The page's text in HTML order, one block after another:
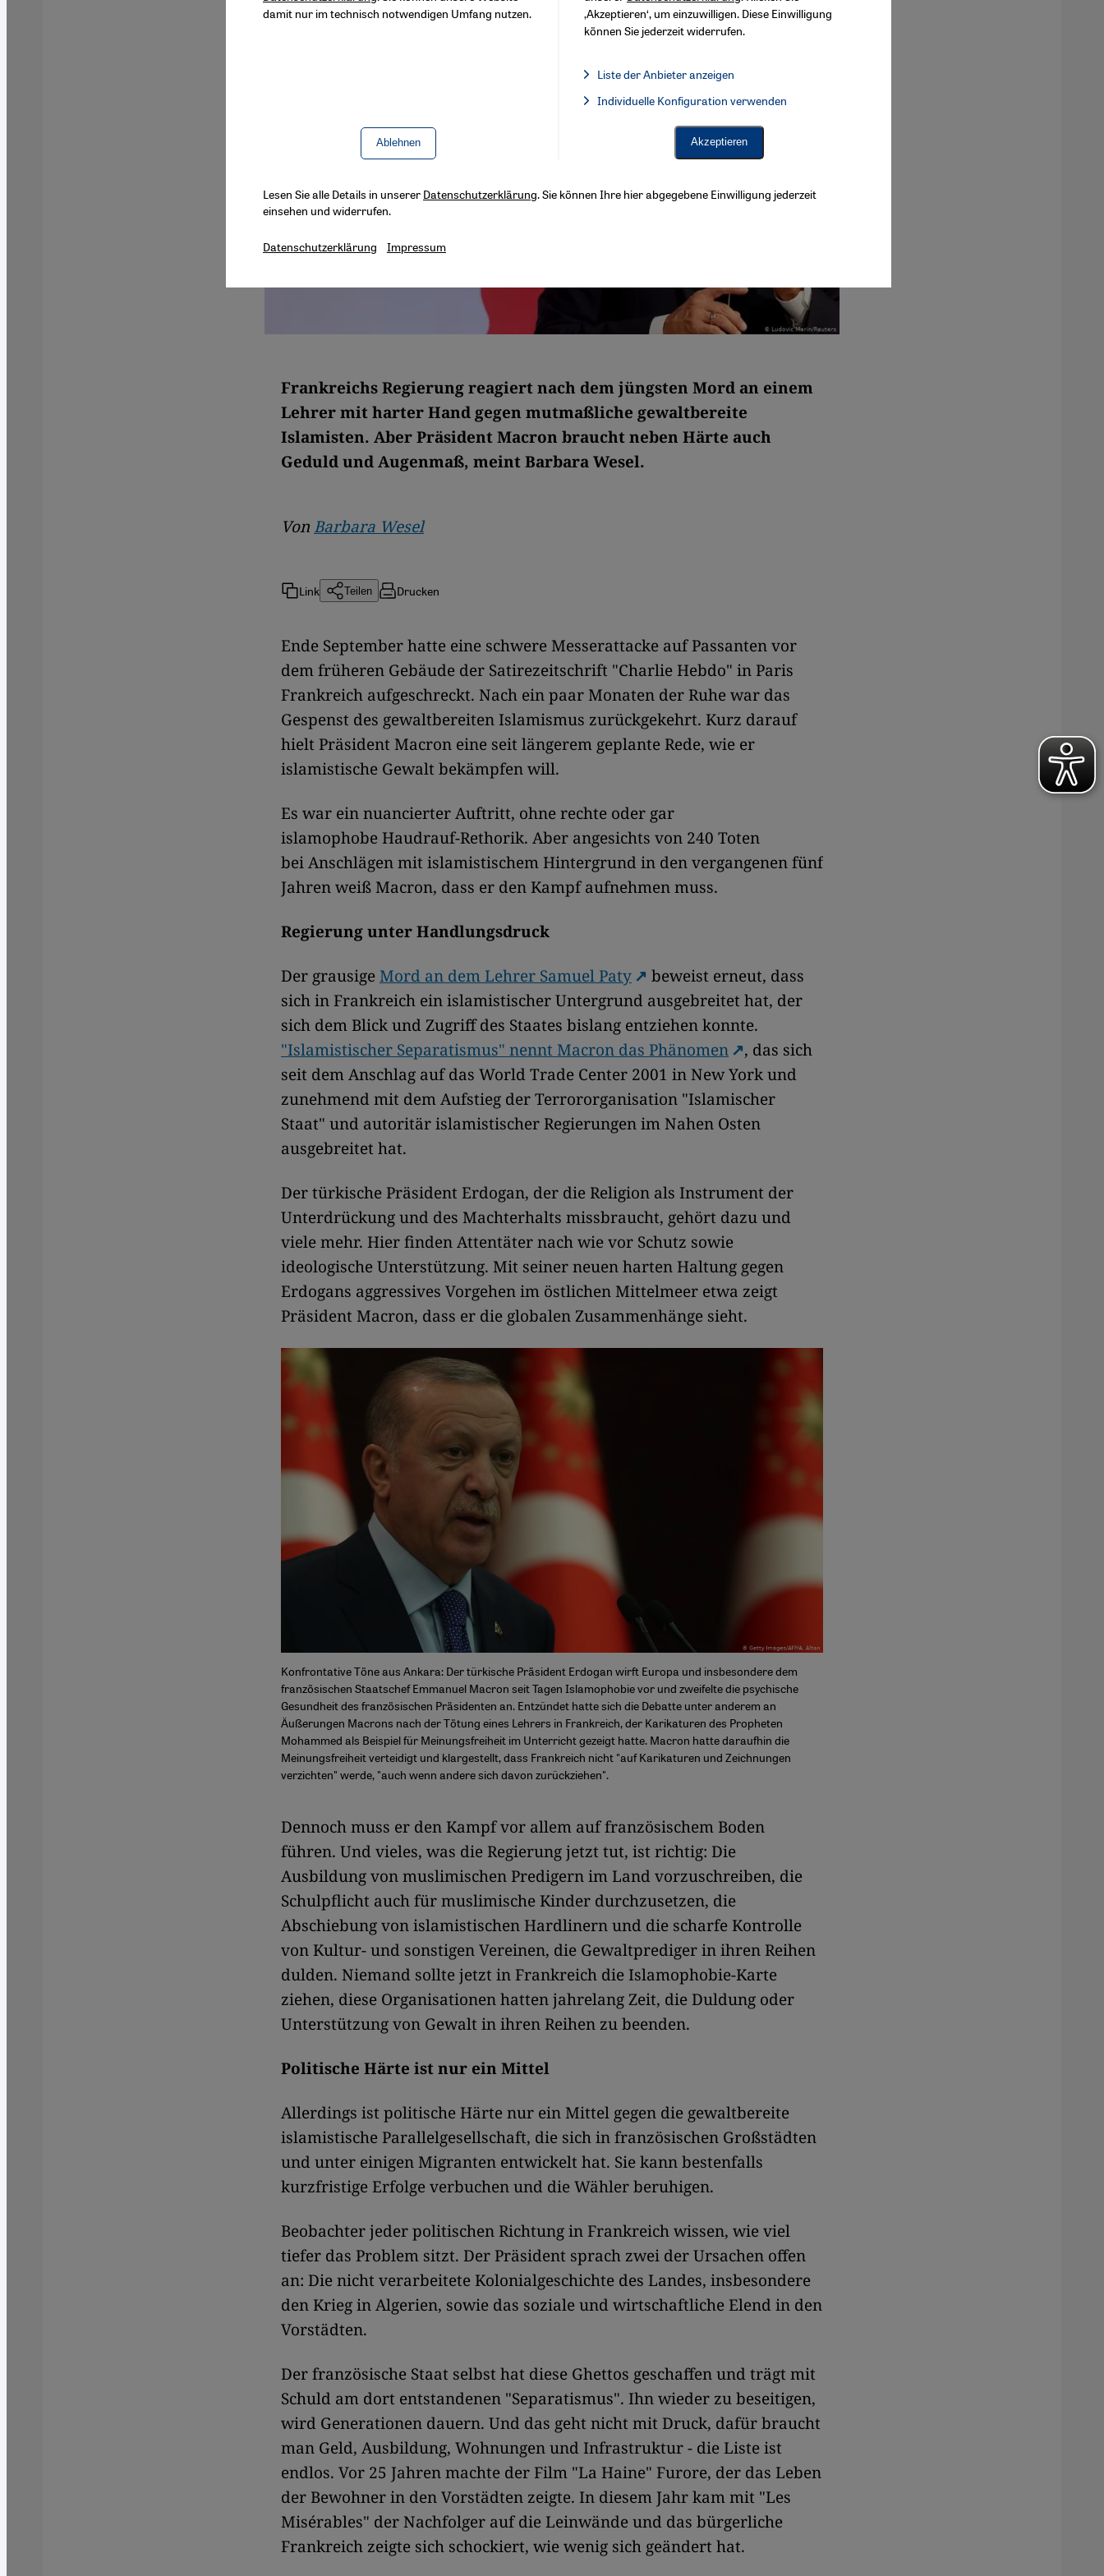
Frankreichs Regierung reagiert nach dem jüngsten Mord an einem
Lehrer mit harter Hand gegen mutmaßliche gewaltbereite
Islamisten. Aber Präsident Macron braucht neben Härte auch
Geduld und Augenmaß, meint Barbara Wesel.
Von Barbara Wesel
Link Teilen Drucken
Ende September hatte eine schwere Messerattacke auf Passanten vor
dem früheren Gebäude der Satirezeitschrift "Charlie Hebdo" in Paris
Frankreich aufgeschreckt. Nach ein paar Monaten der Ruhe war das
Gespenst des gewaltbereiten Islamismus zurückgekehrt. Kurz darauf
hielt Präsident Macron eine seit längerem geplante Rede, wie er
islamistische Gewalt bekämpfen will.
Es war ein nuancierter Auftritt, ohne rechte oder gar
islamophobe Haudrauf-Rethorik. Aber angesichts von 240 Toten
bei Anschlägen mit islamistischem Hintergrund in den vergangenen fünf
Jahren weiß Macron, dass er den Kampf aufnehmen muss.
Regierung unter Handlungsdruck
Der grausigeMord an dem Lehrer Samuel Paty
beweist erneut, dass
sich in Frankreich ein islamistischer Untergrund ausgebreitet hat, der
sich dem Blick und Zugriff des Staates bislang entziehen konnte.
"Islamistischer Separatismus" nennt Macron das Phänomen
, das sich
seit dem Anschlag auf das World Trade Center 2001 in New York und
zunehmend mit dem Aufstieg der Terrororganisation "Islamischer
Staat" und autoritär islamistischer Regierungen im Nahen Osten
ausgebreitet hat.
Der türkische Präsident Erdogan, der die Religion als Instrument der
Unterdrückung und des Machterhalts missbraucht, gehört dazu und
viele mehr. Hier finden Attentäter nach wie vor Schutz sowie
ideologische Unterstützung. Mit seiner neuen harten Haltung gegen
Erdogans aggressives Vorgehen im östlichen Mittelmeer etwa zeigt
Präsident Macron, dass er die globalen Zusammenhänge sieht.
Konfrontative Töne aus Ankara: Der türkische Präsident Erdogan wirft Europa und insbesondere dem
französischen Staatschef Emmanuel Macron seit Tagen Islamophobie vor und zweifelte die psychische
Gesundheit des französischen Präsidenten an. Entzündet hatte sich die Debatte unter anderem an
Äußerungen Macrons nach der Tötung eines Lehrers in Frankreich, der Karikaturen des Propheten
Mohammed als Beispiel für Meinungsfreiheit im Unterricht gezeigt hatte. Macron hatte daraufhin die
Meinungsfreiheit verteidigt und klargestellt, dass Frankreich nicht "auf Karikaturen und Zeichnungen
verzichten" werde, "auch wenn andere sich davon zurückziehen".
Dennoch muss er den Kampf vor allem auf französischem Boden
führen. Und vieles, was die Regierung jetzt tut, ist richtig: Die
Ausbildung von muslimischen Predigern im Land vorzuschreiben, die
Schulpflicht auch für muslimische Kinder durchzusetzen, die
Abschiebung von islamistischen Hardlinern und die scharfe Kontrolle
von Kultur- und sonstigen Vereinen, die Gewaltprediger in ihren Reihen
dulden. Niemand sollte jetzt in Frankreich die Islamophobie-Karte
ziehen, diese Organisationen hatten jahrelang Zeit, die Duldung oder
Unterstützung von Gewalt in ihren Reihen zu beenden.
Politische Härte ist nur ein Mittel
Allerdings ist politische Härte nur ein Mittel gegen die gewaltbereite
islamistische Parallelgesellschaft, die sich in französischen Großstädten
und unter einigen Migranten entwickelt hat. Sie kann bestenfalls
kurzfristige Erfolge verbuchen und die Wähler beruhigen.
Beobachter jeder politischen Richtung in Frankreich wissen, wie viel
tiefer das Problem sitzt. Der Präsident sprach zwei der Ursachen offen
an: Die nicht verarbeitete Kolonialgeschichte des Landes, insbesondere
den Krieg in Algerien, sowie das soziale und wirtschaftliche Elend in den
Vorstädten.
Der französische Staat selbst hat diese Ghettos geschaffen und trägt mit
Schuld am dort entstandenen "Separatismus". Ihn wieder zu beseitigen,
wird Generationen dauern. Und das geht nicht mit Druck, dafür braucht
man Geld, Ausbildung, Wohnungen und Infrastruktur - die Liste ist
endlos. Vor 25 Jahren machte der Film "La Haine" Furore, der das Leben
der Bewohner in den Vorstädten zeigte. In diesem Jahr kam mit "Les
Misérables" der Nachfolger auf die Leinwände und das bürgerliche
Frankreich zeigte sich schockiert, wie wenig sich geändert hat.
damit nur im technisch notwendigen Umfang nutzen.
Ablehnen
‚Akzeptieren‘, um einzuwilligen. Diese Einwilligung
können Sie jederzeit widerrufen.
Liste der Anbieter anzeigen
Facebook Embed / Facebook Connect, Google Maps Embed, Google Tag Manager, Instagram Embed,
Individuelle Konfiguration verwenden
Akzeptieren
Lesen Sie alle Details in unserer Datenschutzerklärung. Sie können Ihre hier abgegebene Einwilligung jederzeit
einsehen und widerrufen.
Datenschutzerklärung Impressum